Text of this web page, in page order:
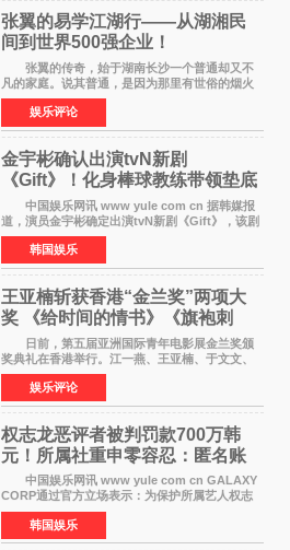
张翼的易学江湖行——从湖湘民
间到世界500强企业！
张翼的传奇，始于湖南长沙一个普通却又不
凡的家庭。说其普通，是因为那里有世俗的烟火
气；说其不凡，是因为家中有一位洞悉天地玄机
的长者——他的爷爷。作为当地的风水师，爷爷
是张翼走进易学
娱乐评论
金宇彬确认出演tvN新剧
《Gift》！化身棒球教练带领垫底
球队逆袭
中国娱乐网讯 www yule com cn 据韩媒报
道，演员金宇彬确定出演tvN新剧《Gift》，该剧
预计将于下半年播出，引发观众高度期待。
本剧改编自同名网络漫画，讲述一位经历意外事
故后获得特殊
韩国娱乐
王亚楠斩获香港“金兰奖”两项大
奖 《给时间的情书》《旗袍刺
客》双双获肯定
日前，第五届亚洲国际青年电影展金兰奖颁
奖典礼在香港举行。江一燕、王亚楠、于文文、
李东学等知名演员出席活动。著名演员、导演王
亚楠凭借音乐故事片《给时间的情书》和院线电
影《旗袍刺客》
娱乐评论
权志龙恶评者被判罚款700万韩
元！所属社重申零容忍：匿名账
号也难逃刑责
中国娱乐网讯 www yule com cn GALAXY
CORP通过官方立场表示：为保护所属艺人权志
龙的名誉和权益，将持续对网络上发生的名誉损
害、散布虚假事实、侮辱、恶意诽谤等行为采取
法律应对措施。
韩国娱乐